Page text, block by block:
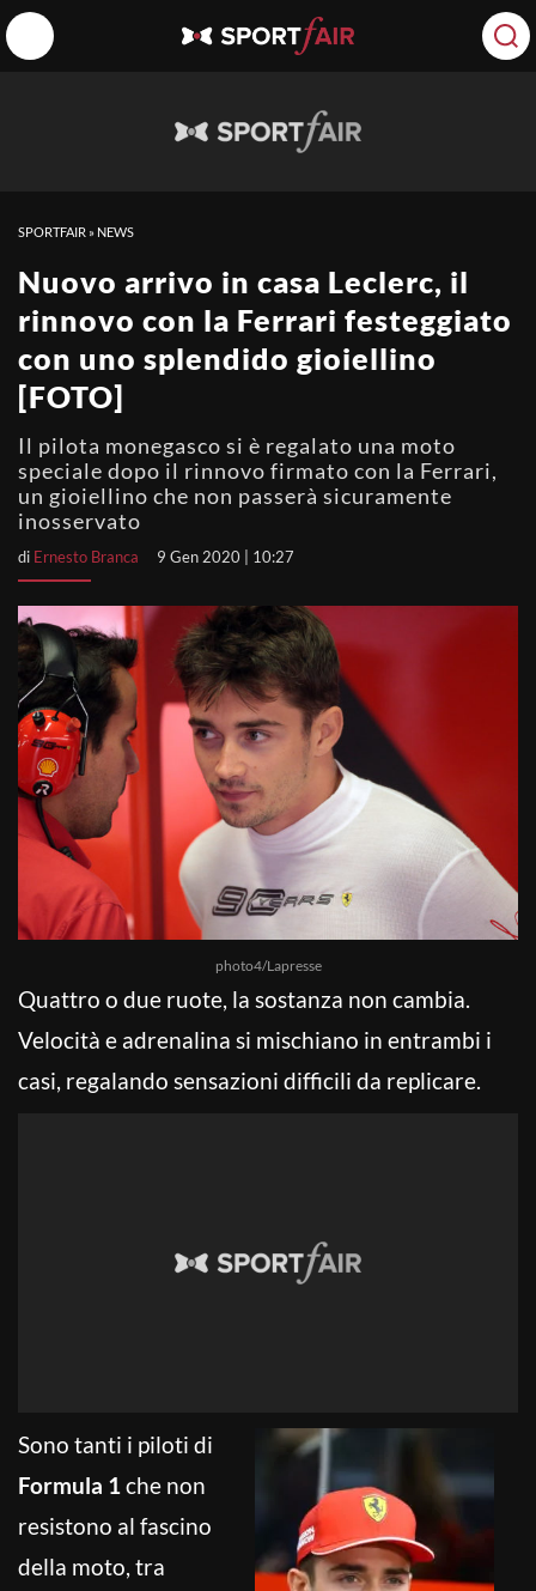
SPORTFAIR » NEWS
Nuovo arrivo in casa Leclerc, il
rinnovo con la Ferrari festeggiato
con uno splendido gioiellino
[FOTO]
Il pilota monegasco si è regalato una moto
speciale dopo il rinnovo firmato con la Ferrari,
un gioiellino che non passerà sicuramente
inosservato
di Ernesto Branca 9 Gen 2020 | 10:27
photo4/Lapresse
Quattro o due ruote, la sostanza non cambia.
Velocità e adrenalina si mischiano in entrambi i
casi, regalando sensazioni difficili da replicare.
Sono tanti i piloti di
Formula 1che non
resistono al fascino
della moto, tra